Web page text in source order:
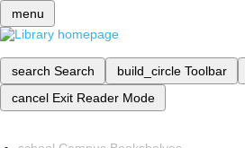
menu
search Search build_circle Toolbar
cancel Exit Reader Mode